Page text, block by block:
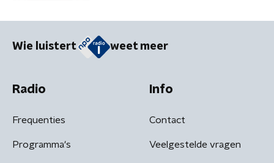
Wie luistert weet meer
Radio
Frequenties
Programma's
Info
Contact
Veelgestelde vragen